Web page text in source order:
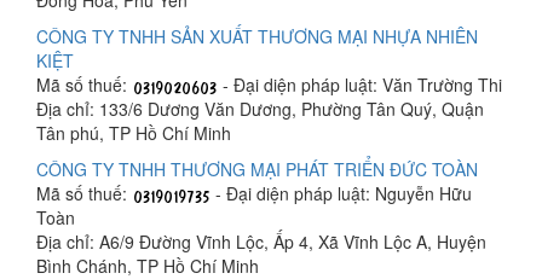
CÔNG TY TNHH SẢN XUẤT THƯƠNG MẠI NHỰA NHIÊN
KIỆT
Mã số thuế:
- Đại diện pháp luật: Văn Trường Thi
Địa chỉ: 133/6 Dương Văn Dương, Phường Tân Quý, Quận
Tân phú, TP Hồ Chí Minh
CÔNG TY TNHH THƯƠNG MẠI PHÁT TRIỂN ĐỨC TOÀN
Mã số thuế:
- Đại diện pháp luật: Nguyễn Hữu
Toàn
Địa chỉ: A6/9 Đường Vĩnh Lộc, Ấp 4, Xã Vĩnh Lộc A, Huyện
Bình Chánh, TP Hồ Chí Minh